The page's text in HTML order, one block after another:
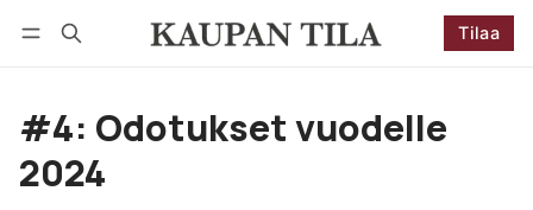
Tilaa
#4: Odotukset vuodelle
2024